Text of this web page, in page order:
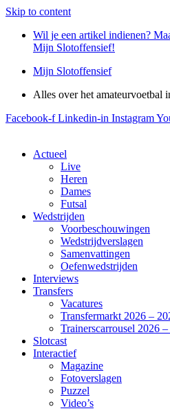
Skip to content
Wil je een artikel indienen?
Mijn Slotoffensief!
Mijn Slotoffensief
Alles over het amateurvoetbal
Facebook-f Linkedin-in Instagram
Actueel
Live
Heren
Dames
Futsal
Wedstrijden
Voorbeschouwingen
Wedstrijdverslagen
Samenvattingen
Oefenwedstrijden
Interviews
Transfers
Vacatures
Transfermarkt 2026 –
Trainerscarrousel 2026
Slotcast
Interactief
Magazine
Fotoverslagen
Puzzel
Video’s